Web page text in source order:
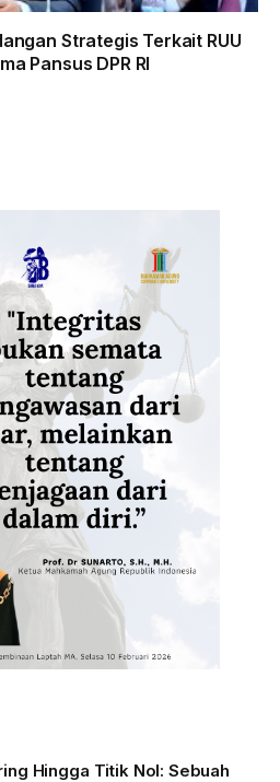
Strategis Terkait RUU
Pansus DPR RI
Hingga Titik Nol: Sebuah